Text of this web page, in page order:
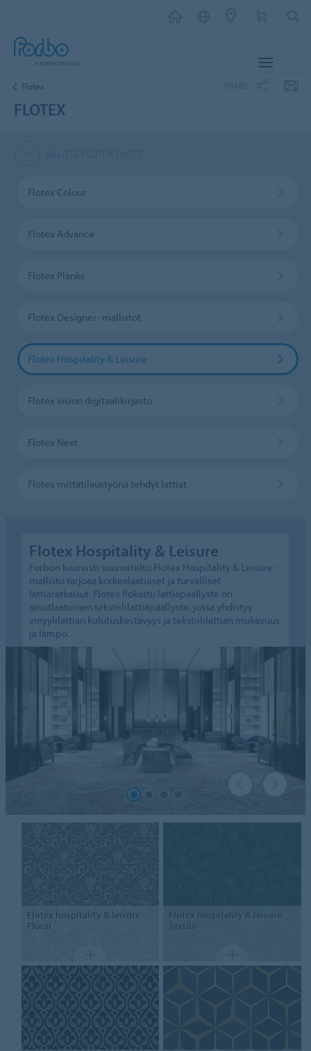
Flotex
FLOTEX
Flotex Colour
Flotex Advance
Flotex Planks
Flotex Designer -mallistot
Flotex Hospitality & Leisure
Flotex vision digitaalikirjasto
Flotex Next
Flotex mittatilaustyönä tehdyt lattiat
Flotex Hospitality & Leisure
Forbon kauniisti suunniteltu Flotex Hospitality & Leisure -
mallisto tarjoaa korkealaatuiset ja turvalliset
lattiaratkaisut. Flotex flokattu lattiapäällyste on
ainutlaatuinen tekstiililattiapäällyste, jossa yhdistyy
vinyylilattian kulutuskestävyys ja tekstiililattian mukavuus
ja lämpö.
Flotex hospitality & leisure
Floral
Flotex hospitality & leisure
Textile